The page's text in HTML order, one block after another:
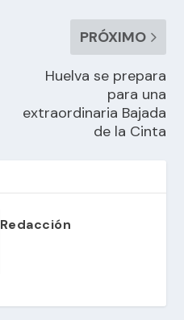
PRÓXIMO
Huelva se prepara
para una
extraordinaria Bajada
de la Cinta
Redacción